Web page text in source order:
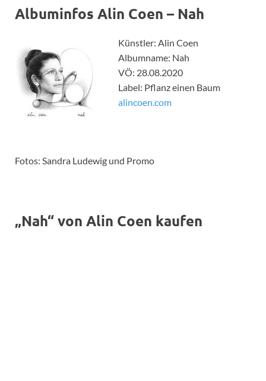
Albuminfos Alin Coen – Nah
Künstler: Alin Coen
Albumname: Nah
VÖ: 28.08.2020
Label: Pflanz einen Baum
alincoen.com
Fotos: Sandra Ludewig und Promo
„Nah“ von Alin Coen kaufen